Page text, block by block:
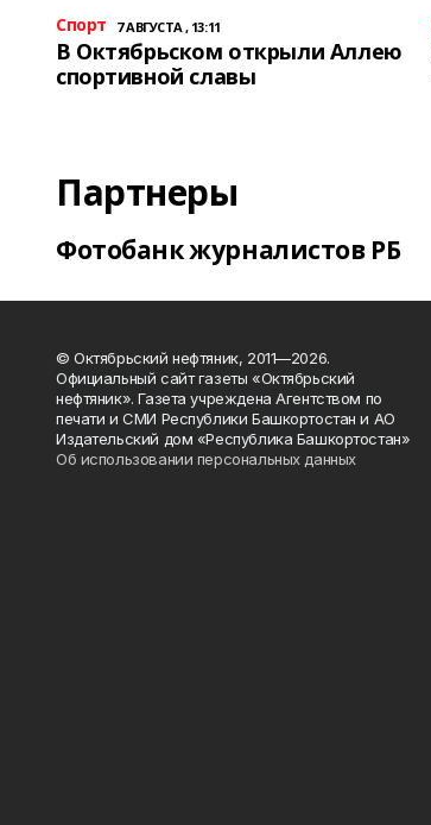
Спорт 7 АВГУСТА , 13:11
В Октябрьском открыли Аллею
спортивной славы
Партнеры
Фотобанк журналистов РБ
© Октябрьский нефтяник, 2011—2026.
Официальный сайт газеты «Октябрьский
нефтяник». Газета учреждена Агентством по
печати и СМИ Республики Башкортостан и АО
Издательский дом «Республика Башкортостан»
Об использовании персональных данных